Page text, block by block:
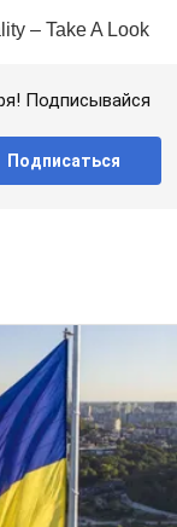
Подписывайся
Подписаться